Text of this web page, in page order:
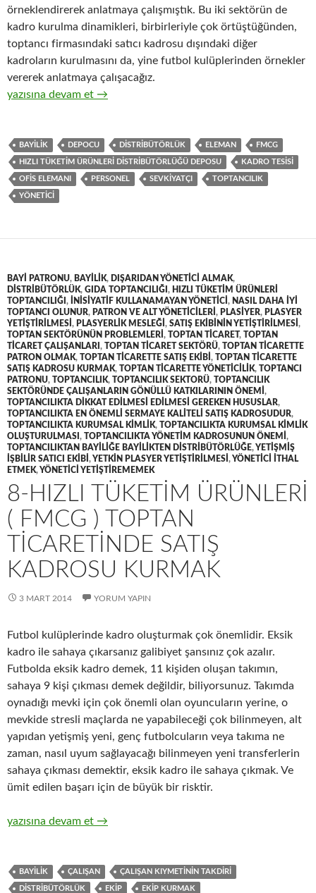
örneklendirerek anlatmaya çalışmıştık. Bu iki sektörün de
kadro kurulma dinamikleri, birbirleriyle çok örtüştüğünden,
toptancı firmasındaki satıcı kadrosu dışındaki diğer
kadroların kurulmasını da, yine futbol kulüplerinden örnekler
vererek anlatmaya çalışacağız.
9-Hızlı tüketim ürünlerinin ( FMCG ) toptan ticaretinde
yazısına devam et →
BAYILIK DEPOCU DISTRIBÜTÖRLÜK ELEMAN FMCG
HIZLI TÜKETIM ÜRÜNLERI DISTRIBÜTÖRLÜĞÜ DEPOSU KADRO TESISI
OFIS ELEMANI PERSONEL SEVKIYATÇI TOPTANCILIK
YÖNETICI
BAYI PATRONU, BAYILIK, DIŞARIDAN YÖNETICI ALMAK,
DISTRIBÜTÖRLÜK, GIDA TOPTANCILIĞI , HIZLI TÜKETIM ÜRÜNLERI
TOPTANCILIĞI , INISIYATIF KULLANAMAYAN YÖNETICI , NASIL DAHA IYI
TOPTANCI OLUNUR, PATRON VE ALT YÖNETICILERI , PLASIYER, PLASYER
YETIŞTIRILMESI , PLASYERLIK MESLEĞI , SATIŞ EKIBININ YETIŞTIRILMESI ,
TOPTAN SEKTÖRÜNÜN PROBLEMLERI , TOPTAN TICARET, TOPTAN
TICARET ÇALIŞANLARI , TOPTAN TICARET SEKTÖRÜ, TOPTAN TICARETTE
PATRON OLMAK, TOPTAN TICARETTE SATIŞ EKIBI , TOPTAN TICARETTE
SATIŞ KADROSU KURMAK, TOPTAN TICARETTE YÖNETICILIK, TOPTANCI
PATRONU, TOPTANCILIK, TOPTANCILIK SEKTORÜ, TOPTANCILIK
SEKTÖRÜNDE ÇALIŞANLARIN GÖNÜLLÜ KATKILARININ ÖNEMI ,
TOPTANCILIKTA DIKKAT EDILMESI EDILMESI GEREKEN HUSUSLAR,
TOPTANCILIKTA EN ÖNEMLI SERMAYE KALITELI SATIŞ KADROSUDUR,
TOPTANCILIKTA KURUMSAL KIMLIK, TOPTANCILIKTA KURUMSAL KIMLIK
OLUŞTURULMASI , TOPTANCILIKTA YÖNETIM KADROSUNUN ÖNEMI ,
TOPTANCILIKTAN BAYILIĞE BAYILIKTEN DISTRIBÜTÖRLÜĞE,YETIŞMIŞ
IŞBILIR SATICI EKIBI ,YETKIN PLASYER YETIŞTIRILMESI ,YÖNETICI ITHAL
ETMEK,YÖNETICI YETIŞTIREMEMEK
8-HIZLI TÜKETIM ÜRÜNLERI
( FMCG ) TOPTAN
TICARETINDE SATIŞ
KADROSU KURMAK
3 MART 2014 YORUM YAPIN
Futbol kulüplerinde kadro oluşturmak çok önemlidir. Eksik
kadro ile sahaya çıkarsanız galibiyet şansınız çok azalır.
Futbolda eksik kadro demek, 11 kişiden oluşan takımın,
sahaya 9 kişi çıkması demek değildir, biliyorsunuz. Takımda
oynadığı mevki için çok önemli olan oyuncuların yerine, o
mevkide stresli maçlarda ne yapabileceği çok bilinmeyen, alt
yapıdan yetişmiş yeni, genç futbolcuların veya takıma ne
zaman, nasıl uyum sağlayacağı bilinmeyen yeni transferlerin
sahaya çıkması demektir, eksik kadro ile sahaya çıkmak. Ve
ümit edilen başarı için de büyük bir risktir.
8-Hızlı tüketim ürünleri ( FMCG ) toptan ticaretinde satış
yazısına devam et →
BAYILIK ÇALIŞAN ÇALIŞAN KIYMETININ TAKDIRI
DISTRIBÜTÖRLÜK EKIP EKIP KURMAK